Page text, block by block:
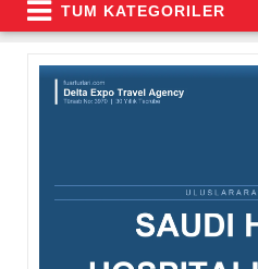
TUM KATEGORILER